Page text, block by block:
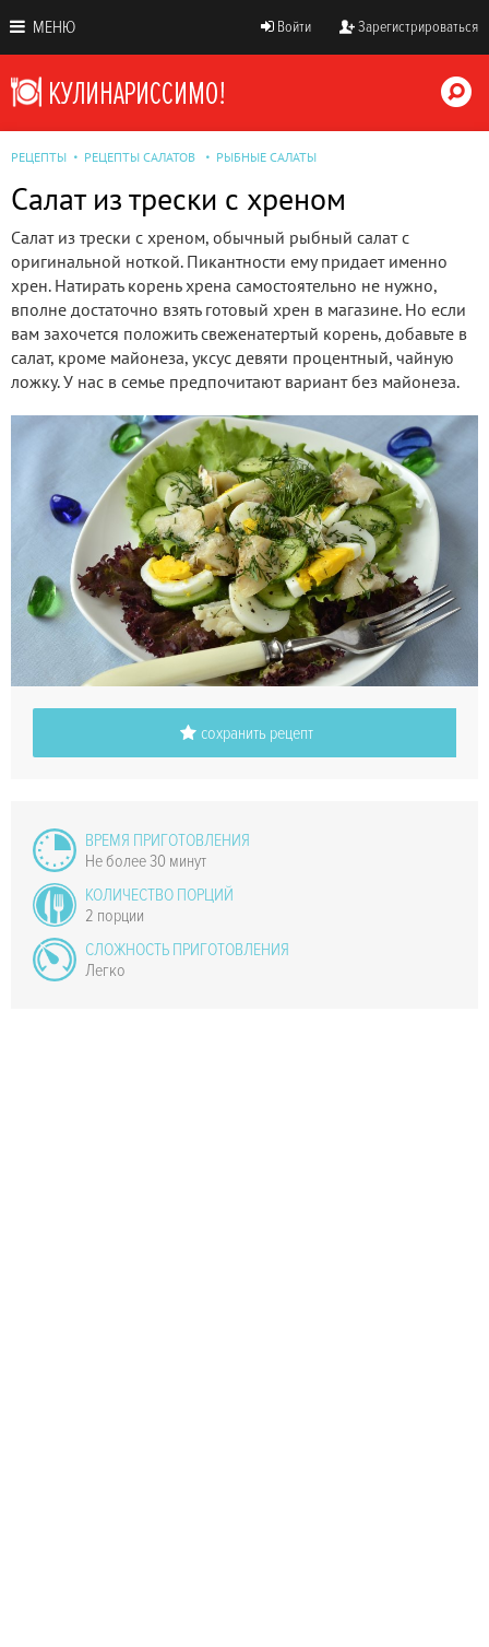
МЕНЮ Войти Зарегистрироваться
РЕЦЕПТЫ РЕЦЕПТЫ САЛАТОВ РЫБНЫЕ САЛАТЫ
Салат из трески с хреном
Салат из трески с хреном, обычный рыбный салат с
оригинальной ноткой. Пикантности ему придает именно
хрен. Натирать корень хрена самостоятельно не нужно,
вполне достаточно взять готовый хрен в магазине. Но если
вам захочется положить свеженатертый корень, добавьте в
салат, кроме майонеза, уксус девяти процентный, чайную
ложку. У нас в семье предпочитают вариант без майонеза.
сохранить рецепт
ВРЕМЯ ПРИГОТОВЛЕНИЯ
Не более 30 минут
КОЛИЧЕСТВО ПОРЦИЙ
2 порции
СЛОЖНОСТЬ ПРИГОТОВЛЕНИЯ
Легко